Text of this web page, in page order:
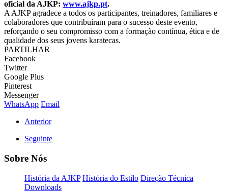
oficial da AJKP: www.ajkp.pt.
A AJKP agradece a todos os participantes, treinadores, familiares e
colaboradores que contribuíram para o sucesso deste evento,
reforçando o seu compromisso com a formação contínua, ética e de
qualidade dos seus jovens karatecas.
PARTILHAR
Facebook
Twitter
Google Plus
Pinterest
Messenger
WhatsApp Email
Anterior
Seguinte
Sobre Nós
História da AJKP História do Estilo Direção Técnica
Downloads